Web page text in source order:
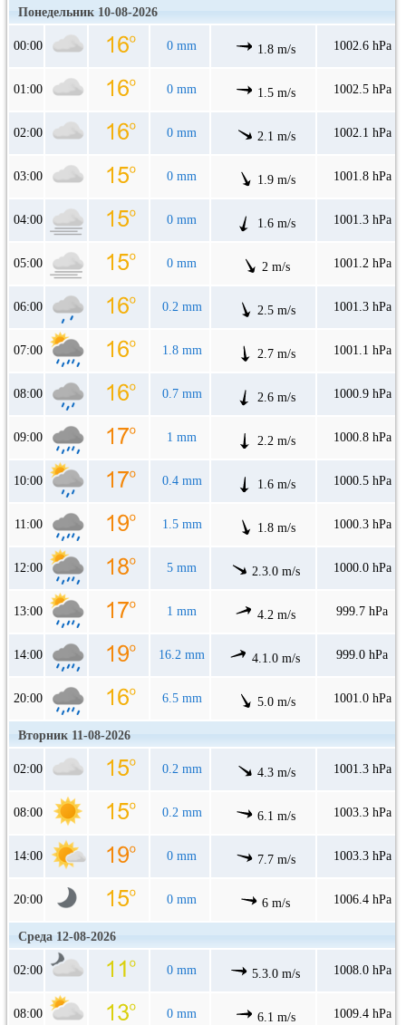
Понедельник 10-08-2026
00:00 0 mm 1.8 m/s 1002.6 hPa
01:00 0 mm 1.5 m/s 1002.5 hPa
02:00 0 mm 2.1 m/s 1002.1 hPa
03:00 0 mm 1.9 m/s 1001.8 hPa
04:00 0 mm 1.6 m/s 1001.3 hPa
05:00 0 mm 2 m/s 1001.2 hPa
06:00 0.2 mm 2.5 m/s 1001.3 hPa
07:00 1.8 mm 2.7 m/s 1001.1 hPa
08:00 0.7 mm 2.6 m/s 1000.9 hPa
09:00 1 mm 2.2 m/s 1000.8 hPa
10:00 0.4 mm 1.6 m/s 1000.5 hPa
11:00 1.5 mm 1.8 m/s 1000.3 hPa
12:00 5 mm 2.3.0 m/s 1000.0 hPa
13:00 1 mm 4.2 m/s 999.7 hPa
14:00 16.2 mm 4.1.0 m/s 999.0 hPa
20:00 6.5 mm 5.0 m/s 1001.0 hPa
Вторник 11-08-2026
02:00 0.2 mm 4.3 m/s 1001.3 hPa
08:00 0.2 mm 6.1 m/s 1003.3 hPa
14:00 0 mm 7.7 m/s 1003.3 hPa
20:00 0 mm 6 m/s 1006.4 hPa
Среда 12-08-2026
02:00 0 mm 5.3.0 m/s 1008.0 hPa
08:00 0 mm 6.1 m/s 1009.4 hPa